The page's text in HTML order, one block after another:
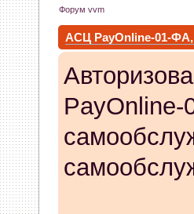
Форум vvm
АСЦ PayOnline-01-